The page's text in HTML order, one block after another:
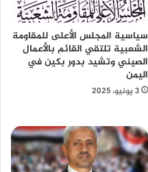
سياسية المجلس الأعلى للمقاومة
الشعبية تلتقي القائم بالأعمال
الصيني وتشيد بدور بكين في
اليمن
3 يونيو، 2025